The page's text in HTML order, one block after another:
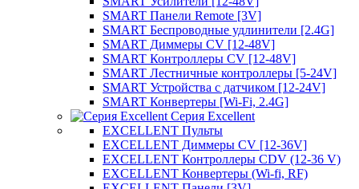
SMART Панели Remote [3V]
SMART Беспроводные удлинители [2.4G]
SMART Диммеры CV [12-48V]
SMART Контроллеры CV [12-48V]
SMART Лестничные контроллеры [5-24V]
SMART Устройства с датчиком [12-24V]
SMART Конвертеры [Wi-Fi, 2.4G]
Серия Excellent
EXCELLENT Пульты
EXCELLENT Диммеры CV [12-36V]
EXCELLENT Контроллеры CDV (12-36 V)
EXCELLENT Конвертеры (Wi-fi, RF)